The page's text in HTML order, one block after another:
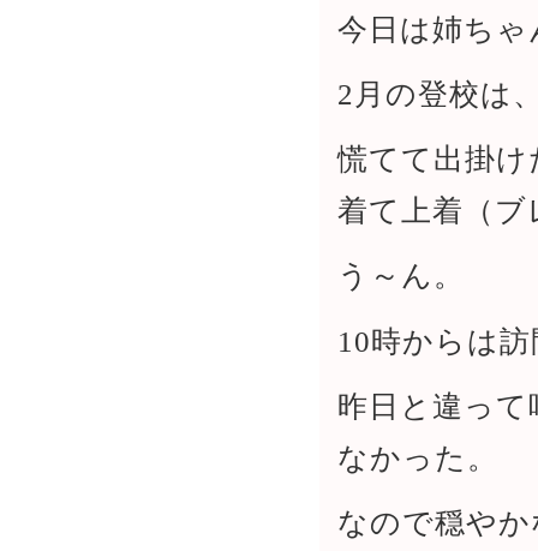
今日は姉ち
2月の登校は
慌てて出掛
着て上着（
う～ん。
10時からは
昨日と違っ
なかった。
なので穏や